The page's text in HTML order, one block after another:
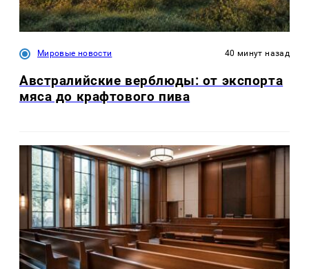
Мировые новости 40 минут назад
Австралийские верблюды: от экспорта
мяса до крафтового пива